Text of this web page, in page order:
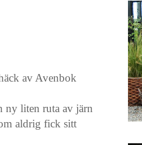
av Avenbok
ny liten ruta av järn
aldrig fick sitt